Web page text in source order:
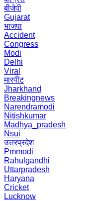
बीजेपी
Gujarat
भाजपा
Accident
Congress
Modi
Delhi
Viral
मारपीट
Jharkhand
Breakingnews
Narendramodi
Nitishkumar
Madhya_pradesh
Nsui
उत्तरप्रदेश
Pmmodi
Rahulgandhi
Uttarpradesh
Haryana
Cricket
Lucknow